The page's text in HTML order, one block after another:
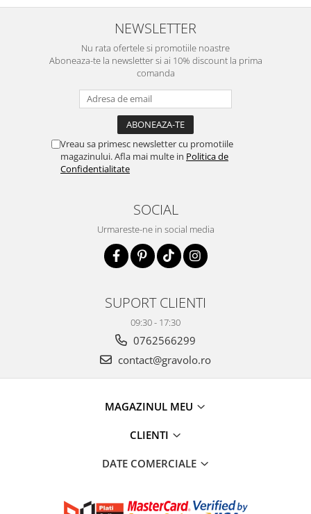
NEWSLETTER
Nu rata ofertele si promotiile noastre
Aboneaza-te la newsletter si ai 10% discount la prima
comanda
Vreau sa primesc newsletter cu promotiile
magazinului. Afla mai multe in Politica de
Confidentialitate
SOCIAL
Urmareste-ne in social media
SUPORT CLIENTI
09:30 - 17:30
0762566299
contact@gravolo.ro
MAGAZINUL MEU
CLIENTI
DATE COMERCIALE